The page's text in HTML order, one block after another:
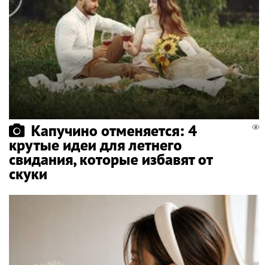
Капучино отменяется: 4
крутые идеи для летнего
свидания, которые избавят от
скуки